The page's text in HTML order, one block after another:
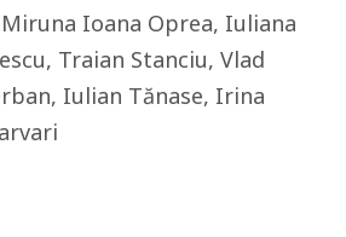
Ioana Oprea, Iuliana
Traian Stanciu, Vlad
Iulian Tănase, Irina